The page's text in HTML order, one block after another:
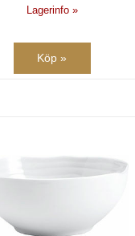
Lagerinfo »
Köp »